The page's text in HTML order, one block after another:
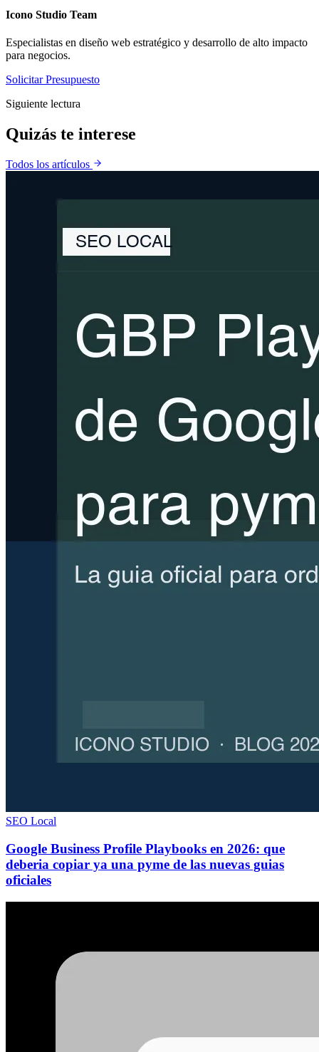
Icono Studio Team
Especialistas en diseño web estratégico y desarrollo de alto impacto
para negocios.
Solicitar Presupuesto
Siguiente lectura
Quizás te interese
Todos los artículos
SEO Local
Google Business Profile Playbooks en 2026: que
deberia copiar ya una pyme de las nuevas guias
oficiales